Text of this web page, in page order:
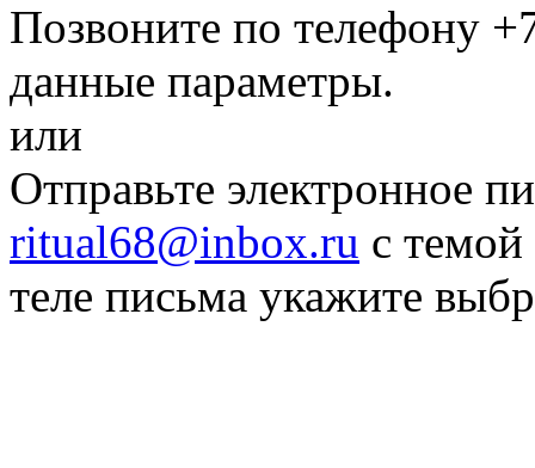
Позвоните по телефону
данные параметры.
или
Отправьте электронное
ritual68@inbox.ru с
теле письма укажите